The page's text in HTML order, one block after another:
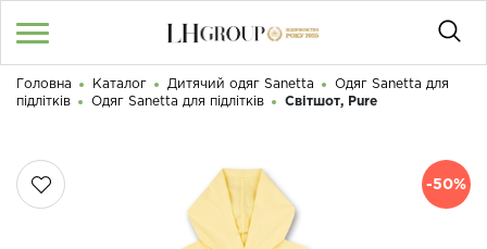
UA|RU
КАТАЛОГ
Доброго дня! Що Ви шукаєте?
Головна Каталог Дитячий одяг Sanetta
Одяг Sanetta для
підлітків
Одяг Sanetta для підлітків Світшот, Pure
-50%